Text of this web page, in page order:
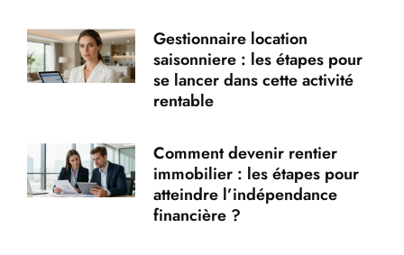
Gestionnaire location
saisonniere : les étapes pour
se lancer dans cette activité
rentable
Comment devenir rentier
immobilier : les étapes pour
atteindre l’indépendance
financière ?